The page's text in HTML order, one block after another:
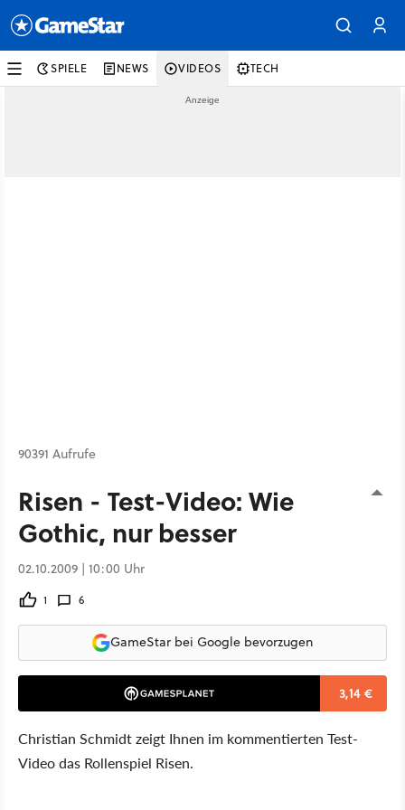
SPIELE NEWS VIDEOS TECH
90391 Aufrufe
Risen - Test-Video: Wie
Gothic, nur besser
02.10.2009 | 10:00 Uhr
1 6
GameStar bei Google bevorzugen
3,14 €
Christian Schmidt zeigt Ihnen im kommentierten Test-
Video das Rollenspiel Risen.